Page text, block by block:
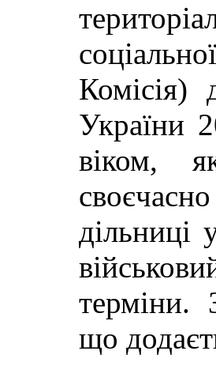
Комісія)
України
віком,
дільниці
терміни.
що